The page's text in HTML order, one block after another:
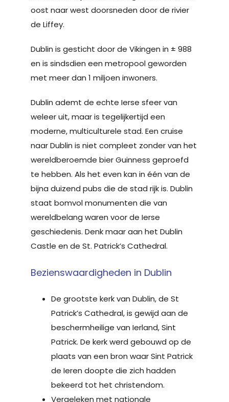
oost naar west doorsneden door de rivier
de Liffey.
Dublin is gesticht door de Vikingen in ± 988
en is sindsdien een metropool geworden
met meer dan 1 miljoen inwoners.
Dublin ademt de echte Ierse sfeer van
weleer uit, maar is tegelijkertijd een
moderne, multiculturele stad. Een cruise
naar Dublin is niet compleet zonder van het
wereldberoemde bier Guinness geproefd
te hebben. Als het even kan in één van de
bijna duizend pubs die de stad rijk is. Dublin
staat bomvol monumenten die van
wereldbelang waren voor de Ierse
geschiedenis. Denk maar aan het Dublin
Castle en de St. Patrick’s Cathedral.
Bezienswaardigheden in Dublin
De grootste kerk van Dublin, de St
Patrick’s Cathedral, is gewijd aan de
beschermheilige van Ierland, Sint
Patrick. De kerk werd gebouwd op de
plaats van een bron waar Sint Patrick
de Ieren doopte die zich hadden
bekeerd tot het christendom.
Vergeleken met nationale